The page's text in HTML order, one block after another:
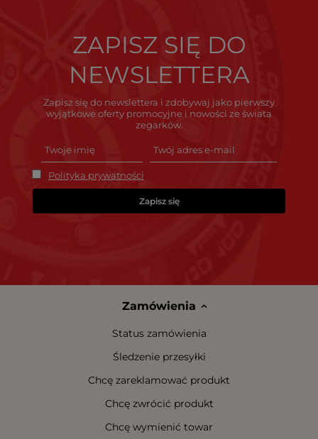
ZAPISZ SIĘ DO
NEWSLETTERA
Zapisz się do newslettera i zdobywaj jako pierwszy
wyjątkowe oferty promocyjne i nowości ze świata
zegarków.
Polityka prywatności
Zapisz się
Zamówienia
Status zamówienia
Śledzenie przesyłki
Chcę zareklamować produkt
Chcę zwrócić produkt
Chcę wymienić towar